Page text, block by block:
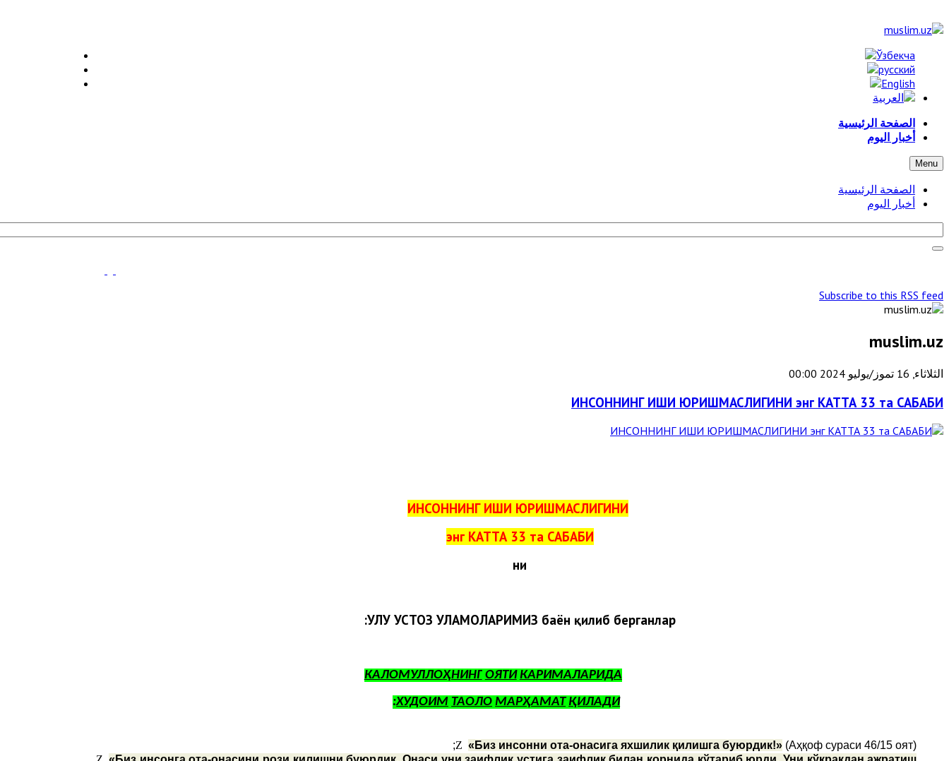
الصفحة الرئيسية
أخبار اليوم
Menu
الصفحة الرئيسية
أخبار اليوم
Subscribe to this RSS feed
muslim.uz
الثلاثاء, 16 تموز/يوليو 2024 00:00
ИНСОННИНГ ИШИ ЮРИШМАСЛИГИНИ энг КАТТА 33 та САБАБИ
ИНСОННИНГ ИШИ ЮРИШМАСЛИГИНИ
энг КАТТА 33 та САБАБИ
ни
УЛУҒ УСТОЗ УЛАМОЛАРИМИЗ баён қилиб берганлар:
КАЛОМУЛЛОҲНИНГ ОЯТИ КАРИМАЛАРИДА
ХУДОИМ ТАОЛО МАРҲАМАТ ҚИЛАДИ
:
Z «Биз инсонни ота-онасига яхшилик қилишга буюрдик!» (Аҳқоф сураси 46/15 оят);